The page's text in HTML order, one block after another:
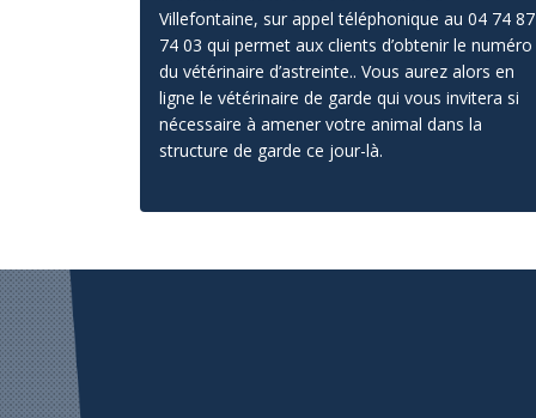
Villefontaine, sur appel téléphonique au 04 74 87
74 03 qui permet aux clients d’obtenir le numéro
du vétérinaire d’astreinte.. Vous aurez alors en
ligne le vétérinaire de garde qui vous invitera si
nécessaire à amener votre animal dans la
structure de garde ce jour-là.